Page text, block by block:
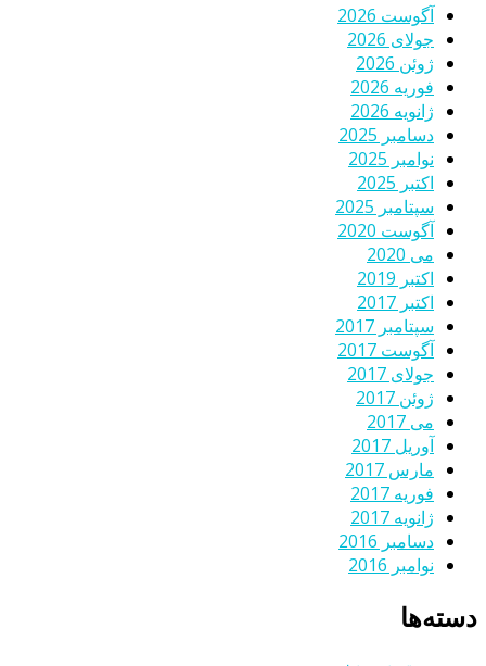
آگوست 2026
جولای 2026
ژوئن 2026
فوریه 2026
ژانویه 2026
دسامبر 2025
نوامبر 2025
اکتبر 2025
سپتامبر 2025
آگوست 2020
می 2020
اکتبر 2019
اکتبر 2017
سپتامبر 2017
آگوست 2017
جولای 2017
ژوئن 2017
می 2017
آوریل 2017
مارس 2017
فوریه 2017
ژانویه 2017
دسامبر 2016
نوامبر 2016
دسته‌ها